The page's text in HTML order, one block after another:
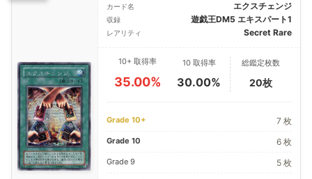
カード名 エクスチェンジ
収録 遊戯王DM5 エキスパート1
レアリティ Secret Rare
10+ 取得率
35.00%
10 取得率
30.00%
総鑑定枚数
20枚
Grade 10+ 7 枚
Grade 10 6 枚
Grade 9 5 枚